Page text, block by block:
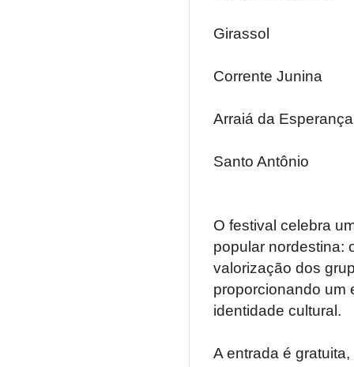
Girassol
Corrente Junina
Arraiá da Esperança
Santo Antônio
O festival celebra
popular nordestina:
valorização dos
proporcionando um
identidade cultural.
A entrada é